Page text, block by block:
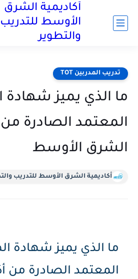
أكاديمية الشرق
الأوسط للتدريب
والتطوير
تدريب المدربين TOT
ما الذي يميز شهادة
المعتمد الصادرة من
الشرق الأوسط
أكاديمية الشرق الأوسط للتدريب
ما الذي يميز شهادة
المعتمد الصادرة من